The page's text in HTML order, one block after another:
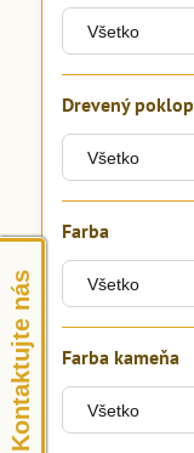
Drevený poklop
Farba
Farba kameňa
Kontaktujte nás